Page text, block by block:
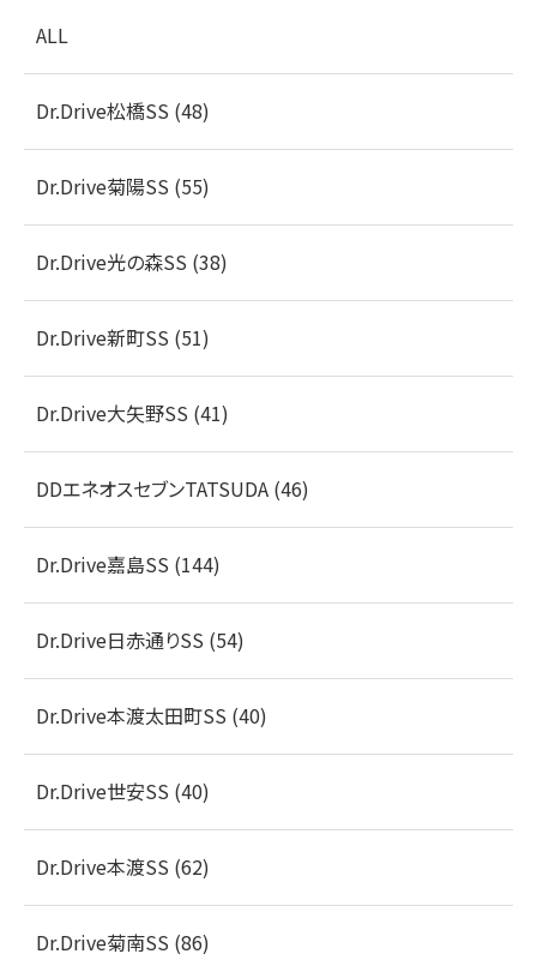
ALL
Dr.Drive松橋SS (48)
Dr.Drive菊陽SS (55)
Dr.Drive光の森SS (38)
Dr.Drive新町SS (51)
Dr.Drive大矢野SS (41)
DDエネオスセブンTATSUDA (46)
Dr.Drive嘉島SS (144)
Dr.Drive日赤通りSS (54)
Dr.Drive本渡太田町SS (40)
Dr.Drive世安SS (40)
Dr.Drive本渡SS (62)
Dr.Drive菊南SS (86)